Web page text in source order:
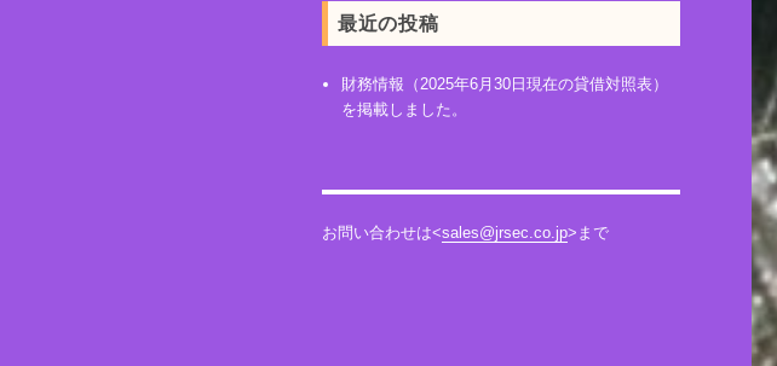
最近の投稿
財務情報（2025年6月30日現在の貸借対照表）
を掲載しました。
お問い合わせは<sales@jrsec.co.jp>まで